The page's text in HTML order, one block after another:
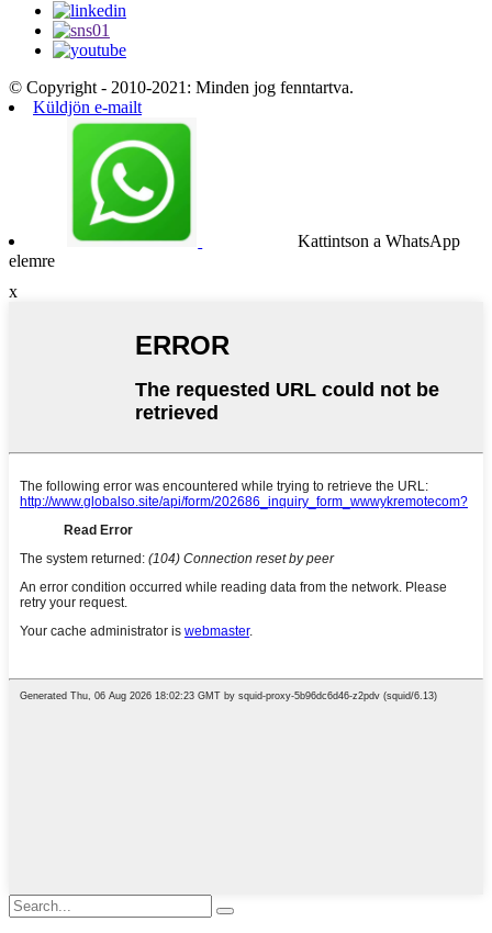
© Copyright - 2010-2021: Minden jog fenntartva.
Küldjön e-mailt
Kattintson a WhatsApp
elemre
x